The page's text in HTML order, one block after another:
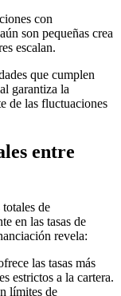
con
son pequeñas crea
escalan.
que cumplen
garantiza la
de las fluctuaciones
entre
de
en las tasas de
revela:
las tasas más
estrictos a la cartera.
límites de